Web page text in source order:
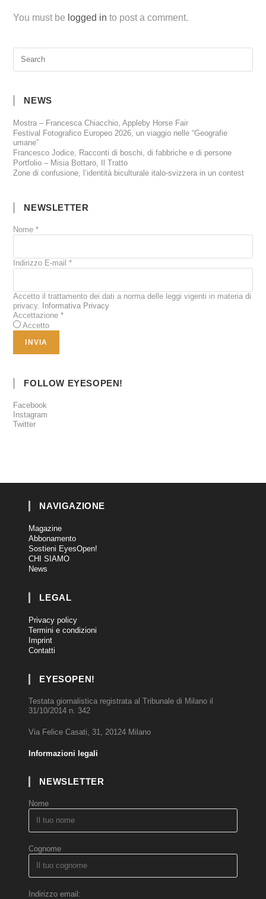
You must be logged in to post a comment.
NEWS
Mostra – Francesca Chiacchio, Appleby Horse Fair
Festival Fotografico Europeo 2026, un viaggio nelle “Geografie
umane”
Francesco Jodice, Racconti di boschi, di fabbriche e di persone
Portfolio – Misia Bottaro, Il Tratto
Zone di confusione, l’identità biculturale italo-svizzera in un contest
NEWSLETTER
Nome*
Indirizzo E-mail*
Accetto il trattamento dei dati a norma delle leggi vigenti in materia di
privacy.
Informativa Privacy
Accettazione*
Accetto
FOLLOW EYESOPEN!
Facebook
Instagram
Twitter
NAVIGAZIONE
Magazine
Abbonamento
Sostieni EyesOpen!
CHI SIAMO
News
LEGAL
Privacy policy
Termini e condizioni
Imprint
Contatti
EYESOPEN!
Testata giornalistica registrata al Tribunale di Milano il
31/10/2014 n. 342
Via Felice Casati, 31, 20124 Milano
Informazioni legali
NEWSLETTER
Nome
Cognome
Indirizzo email: